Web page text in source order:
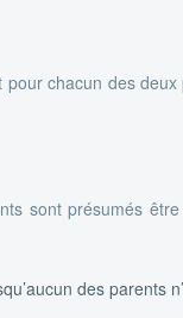
chacun des
sont présumés
des parents